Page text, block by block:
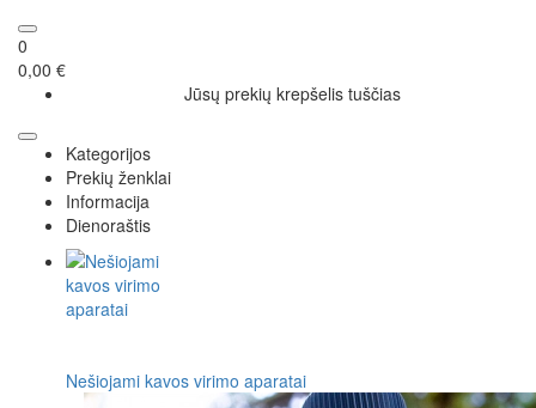
0
0,00 €
Jūsų prekių krepšelis tuščias
Kategorijos
Prekių ženklai
Informacija
Dienoraštis
Nešiojami kavos virimo aparatai